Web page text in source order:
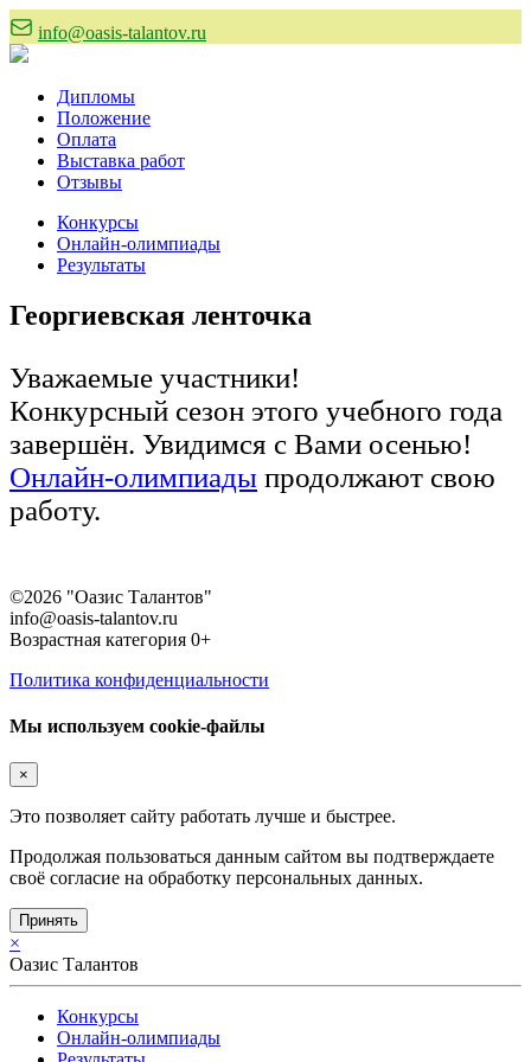
info@oasis-talantov.ru
Дипломы
Положение
Оплата
Выставка работ
Отзывы
Конкурсы
Онлайн-олимпиады
Результаты
Георгиевская ленточка
Уважаемые участники!
Конкурсный сезон этого учебного года
завершён. Увидимся с Вами осенью!
Онлайн-олимпиады продолжают свою
работу.
©2026 "Оазис Талантов"
info@oasis-talantov.ru
Возрастная категория 0+
Политика конфиденциальности
Мы используем cookie-файлы
×
Это позволяет сайту работать лучше и быстрее.
Продолжая пользоваться данным сайтом вы подтверждаете
своё согласие на обработку персональных данных.
Принять
×
Оазис Талантов
Конкурсы
Онлайн-олимпиады